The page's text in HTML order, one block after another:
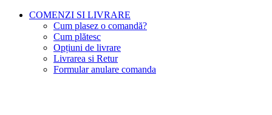
COMENZI SI LIVRARE
Cum plasez o comandă?
Cum plătesc
Opțiuni de livrare
Livrarea si Retur
Formular anulare comanda